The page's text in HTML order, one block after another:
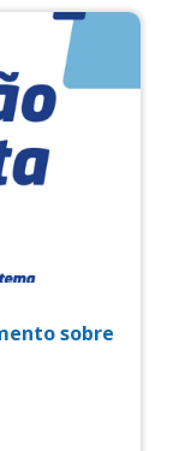
sobre